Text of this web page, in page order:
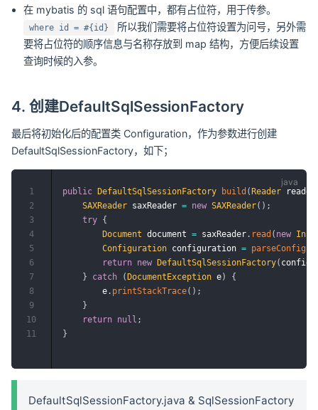
在 mybatis 的 sql 语句配置中，都有占位符，用于传参。
where id = #{id}
所以我们需要将占位符设置为问号，另外需
要将占位符的顺序信息与名称存放到 map 结构，方便后续设置
查询时候的入参。
4. 创建DefaultSqlSessionFactory
最后将初始化后的配置类 Configuration，作为参数进行创建
DefaultSqlSessionFactory，如下；
public DefaultSqlSessionFactory build ( Reader reader
SAXReader saxReader = new SAXReader( ) ;
try {
Document document = saxReader . read ( new
Configuration configuration =
return new DefaultSqlSessionFactory(
}
catch ( DocumentException e)
{
        e
. printStackTrace( ) ;
}
return null ;
}
1
2
3
4
5
6
7
8
9
10
11
DefaultSqlSessionFactory.java & SqlSessionFactory